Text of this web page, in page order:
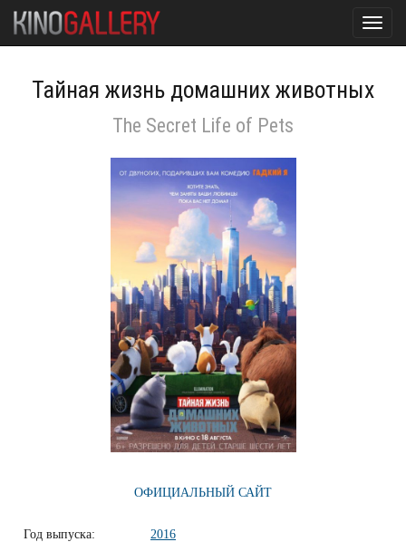
Тайная жизнь домашних животных
The Secret Life of Pets
ОФИЦИАЛЬНЫЙ САЙТ
Год выпуска: 2016